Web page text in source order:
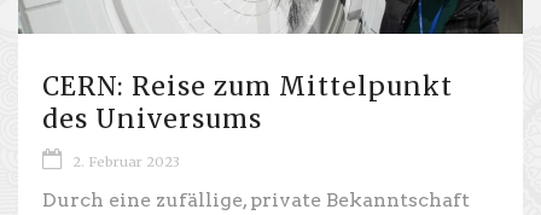
CERN: Reise zum Mittelpunkt
des Universums
2. Februar 2023
Durch eine zufällige, private Bekanntschaft